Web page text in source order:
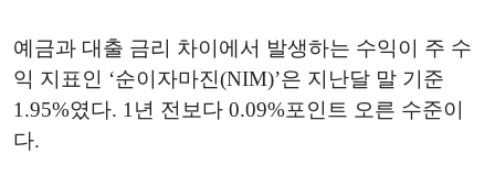
예금과 대출 금리 차이에서 발생하는 수익이 주 수
익 지표인 ‘순이자마진(NIM)’은 지난달 말 기준
1.95%였다. 1년 전보다 0.09%포인트 오른 수준이
다.